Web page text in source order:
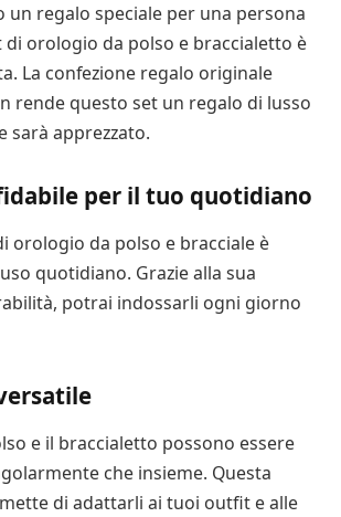
un regalo speciale per una persona
di orologio da polso e braccialetto è
La confezione regalo originale
rende questo set un regalo di lusso
sarà apprezzato.
per il tuo quotidiano
orologio da polso e bracciale è
quotidiano. Grazie alla sua
potrai indossarli ogni giorno
e il braccialetto possono essere
che insieme. Questa
di adattarli ai tuoi outfit e alle